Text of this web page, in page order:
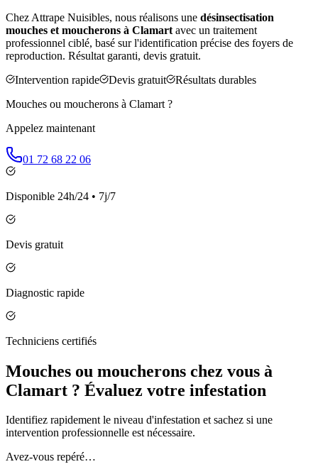
Chez Attrape Nuisibles, nous réalisons une désinsectisation
mouches et moucherons à Clamart avec un traitement
professionnel ciblé, basé sur l'identification précise des foyers de
reproduction. Résultat garanti, devis gratuit.
Intervention rapide
Devis gratuit
Résultats durables
Mouches ou moucherons à Clamart ?
Appelez maintenant
01 72 68 22 06
Disponible 24h/24 • 7j/7
Devis gratuit
Diagnostic rapide
Techniciens certifiés
Mouches ou moucherons chez vous à
Clamart ? Évaluez votre infestation
Identifiez rapidement le niveau d'infestation et sachez si une
intervention professionnelle est nécessaire.
Avez-vous repéré…